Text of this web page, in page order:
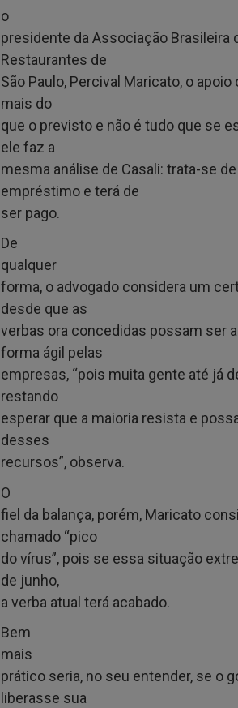
o
presidente da Associação Brasileira
Restaurantes de
São Paulo, Percival Maricato, o
mais do
que o previsto e não é tudo que se
ele faz a
mesma análise de Casali: trata-se
empréstimo e terá de
ser pago.
De
qualquer
forma, o advogado considera um
desde que as
verbas ora concedidas possam ser
forma ágil pelas
empresas, “pois muita gente até já
restando
esperar que a maioria resista e
desses
recursos”, observa.
O
fiel da balança, porém, Maricato
chamado “pico
do vírus”, pois se essa situação
de junho,
a verba atual terá acabado.
Bem
mais
prático seria, no seu entender, se o
liberasse sua